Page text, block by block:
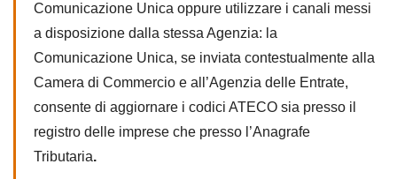
Comunicazione Unica oppure utilizzare i canali messi
a disposizione dalla stessa Agenzia: la
Comunicazione Unica, se inviata contestualmente alla
Camera di Commercio e all’Agenzia delle Entrate,
consente di aggiornare i codici ATECO sia presso il
registro delle imprese che presso l’Anagrafe
Tributaria.